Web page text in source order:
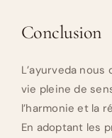
Conclusion
L’ayurveda
vie pleine de
l’harmonie et la
En adoptant les